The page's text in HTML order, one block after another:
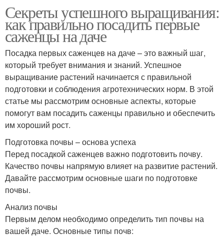
Секреты успешного выращивания:
как правильно посадить первые
саженцы на даче
Посадка первых саженцев на даче – это важный шаг,
который требует внимания и знаний. Успешное
выращивание растений начинается с правильной
подготовки и соблюдения агротехнических норм. В этой
статье мы рассмотрим основные аспекты, которые
помогут вам посадить саженцы правильно и обеспечить
им хороший рост.
Подготовка почвы – основа успеха
Перед посадкой саженцев важно подготовить почву.
Качество почвы напрямую влияет на развитие растений.
Давайте рассмотрим основные шаги по подготовке
почвы.
Анализ почвы
Первым делом необходимо определить тип почвы на
вашей даче. Основные типы почв: